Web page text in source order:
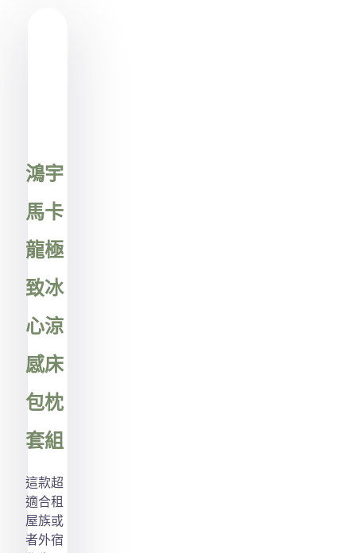
鴻宇
馬卡
龍極
致冰
心涼
感床
包枕
套組
這款超
適合租
屋族或
者外宿